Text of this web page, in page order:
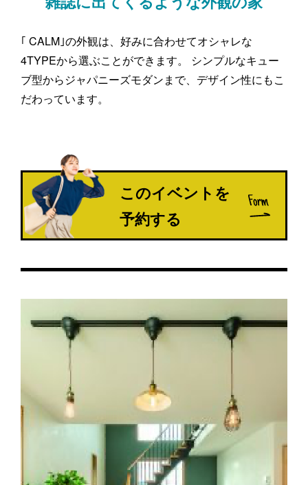
｢ CALM｣の外観は、好みに合わせてオシャレな
4TYPEから選ぶことができます。 シンプルなキュー
ブ型からジャパニーズモダンまで、デザイン性にもこ
だわっています。
このイベントを
予約する